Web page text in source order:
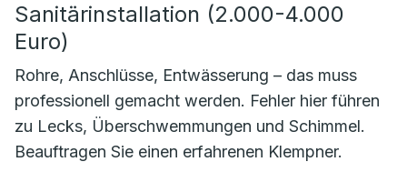
Sanitärinstallation (2.000-4.000
Euro)
Rohre, Anschlüsse, Entwässerung – das muss
professionell gemacht werden. Fehler hier führen
zu Lecks, Überschwemmungen und Schimmel.
Beauftragen Sie einen erfahrenen Klempner.